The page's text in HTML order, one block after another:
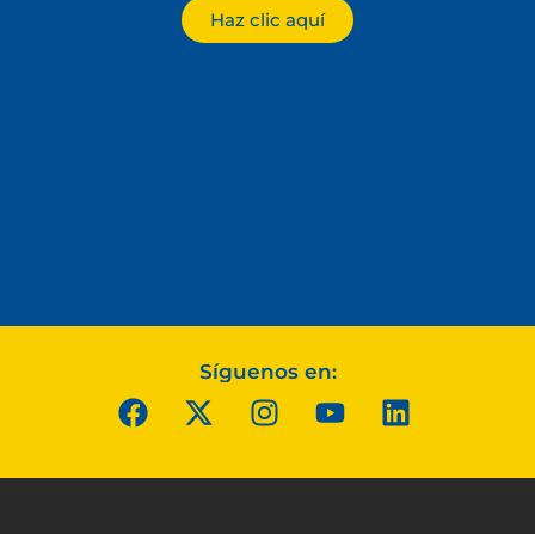
Haz clic aquí
Síguenos en: